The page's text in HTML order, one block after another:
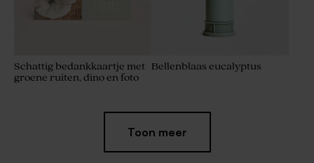
Schattig bedankkaartje met
groene ruiten, dino en foto
Bellenblaas eucalyptus
Toon meer